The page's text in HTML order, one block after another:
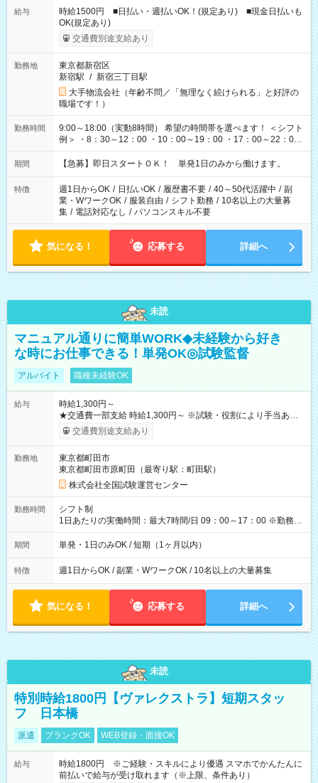
給与
時給1500円 ■日払い・週払いOK！(規定あり) ■現金日払いも
OK(規定あり)
交通費別途支給あり
勤務地
東京都新宿区
新宿駅 / 新宿三丁目駅
大手物流会社（年齢不問／「無理なく続けられる」と好評の
職場です！）
勤務時間
9:00～18:00（実動8時間） 希望の時間帯を選べます！ ＜シフト
例＞ ・8：30～12：00 ・10：00～19：00 ・17：00～22：00
・13：00～22：00 ・22：00～翌6：00 など
期間 【急募】即日スタートＯＫ！ 単発1日のみから働けます。
特徴 週1日からOK / 日払いOK / 履歴書不要 / 40～50代活躍中 / 副
業・WワークOK / 服装自由 / シフト勤務 / 10名以上の大量募
集 / 電話対応なし / パソコンスキル不要
気になる！ 応募する 詳細へ
未読
マニュアル通りに簡単WORK◆未経験から好き
な時にお仕事できる！単発OK◎試験監督
アルバイト 職種未経験OK
給与
時給1,300円～
★交通費一部支給 時給1,300円～ ※試験・役割により手当あり
※勤務回数により昇給あり 【即給（前払い）オプションあ
り！】 希望される場合、勤務から1週間ほどで給与の一部を受け
例】 ・河合塾模擬試験 8:30～17:30（休憩1時間） 時給1,300円
×8時間＝日収10,400円＋交通費 ※当日の役割により時給＋100
円の場合あり ・国家試験 7:00～13:30（休憩なし） 時給1,300
円（役割手当＋100円）×6時間＝日収8,400円＋交通費 【試用期
間】試用期間なし
交通費別途支給あり
勤務地
東京都町田市
東京都町田市原町田（最寄り駅：町田駅）
株式会社全国試験運営センター
勤務時間
シフト制
1日あたりの実働時間：最大7時間/日 09：00～17：00 ※勤務時
間は 試験により異なります。
期間 単発・1日のみOK / 短期（1ヶ月以内）
特徴 週1日からOK / 副業・WワークOK / 10名以上の大量募集
気になる！ 応募する 詳細へ
未読
特別時給1800円【ヴァレクストラ】短期スタッ
フ 日本橋
派遣 ブランクOK WEB登録・面接OK
給与
時給1800円 ※ご経験・スキルにより優遇 スマホでかんたんに
前払いで給与が受け取れます（※上限、条件あり）